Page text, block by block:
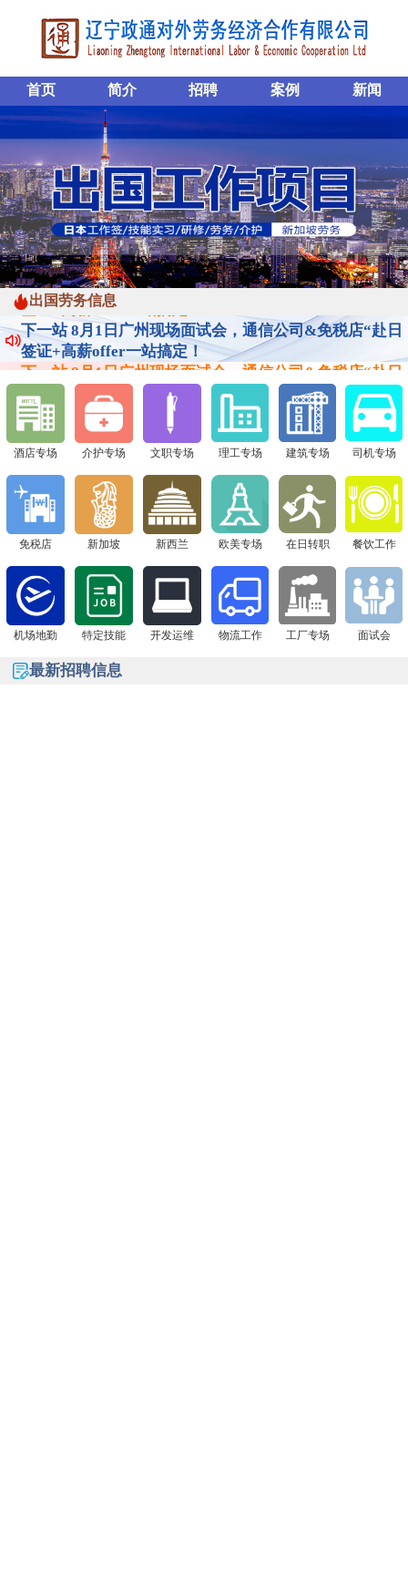
首页 简介 招聘 案例 新闻
出国劳务信息
下一站 8月1日广州现场面试会，通信公司&免税店“赴日
签证+高薪offer一站搞定！
下一站 8月1日广州现场面试会，通信公司&免税店“赴日
签证+高薪offer一站搞定！
下一站 8月1日广州现场面试会，通信公司&免税店“赴日
签证+高薪offer一站搞定！
下一站 8月1日广州现场面试会，通信公司&免税店“赴日
签证+高薪offer一站搞定！
酒店专场 介护专场 文职专场 理工专场 建筑专场 司机专场
免税店 新加坡 新西兰 欧美专场 在日转职 餐饮工作
机场地勤 特定技能 开发运维 物流工作 工厂专场 面试会
最新招聘信息